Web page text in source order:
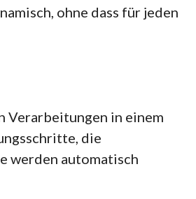
ohne dass für jeden
Verarbeitungen in einem
die
werden automatisch